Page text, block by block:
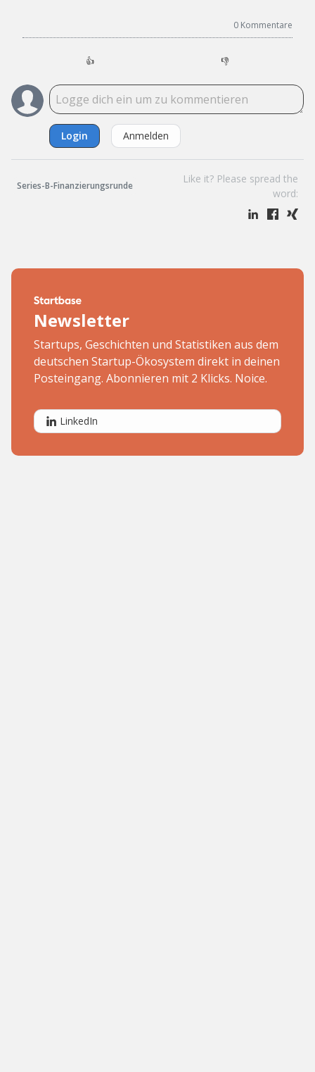
0 Kommentare
👍 👎
Login Anmelden
Series-B-Finanzierungsrunde
Like it? Please spread the
word:
Newsletter
Startups, Geschichten und Statistiken aus dem
deutschen Startup-Ökosystem direkt in deinen
Posteingang. Abonnieren mit 2 Klicks. Noice.
LinkedIn